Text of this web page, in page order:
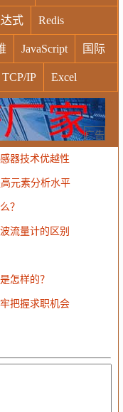
式 Redis
JavaScript 国际
TCP/IP Excel
Vim
MemCache 硬件
nginx 游戏
码电器 Docker
广告
器技术优越性
元素分析水平
？
流量计的区别
怎样的？
把握求职机会